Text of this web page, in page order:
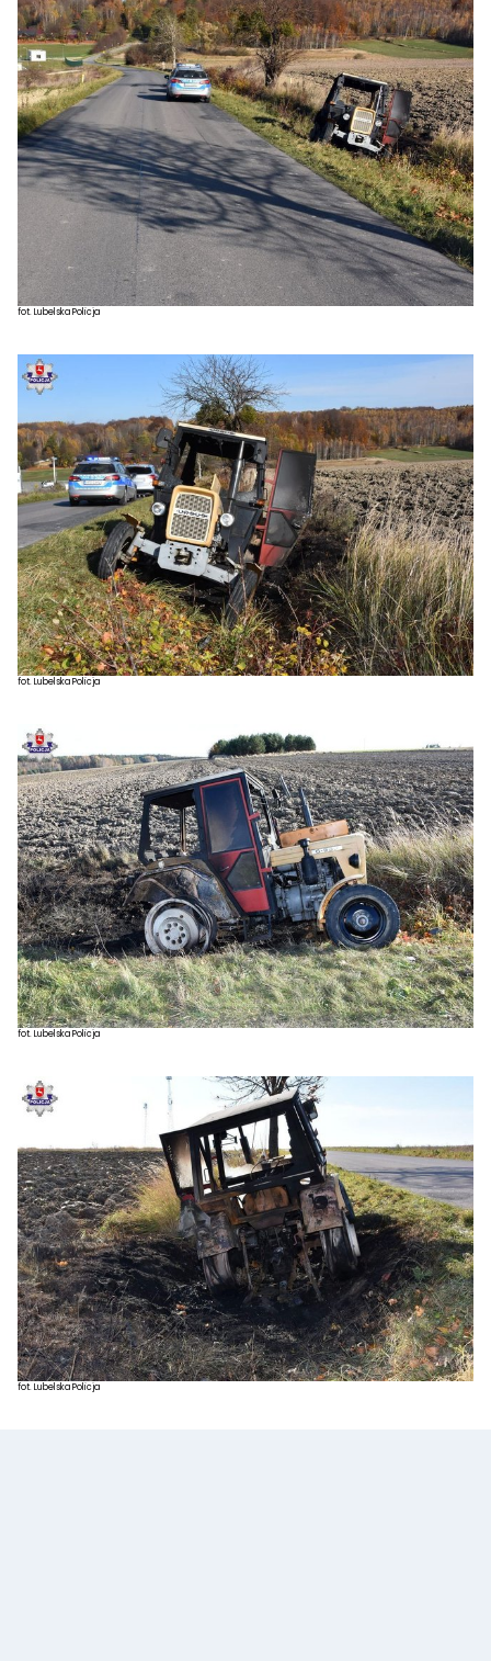
fot. Lubelska Policja
fot. Lubelska Policja
fot. Lubelska Policja
fot. Lubelska Policja